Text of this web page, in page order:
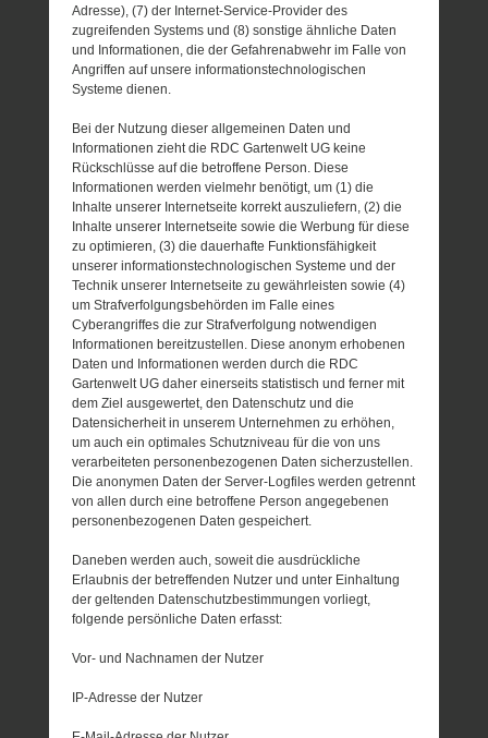
Adresse), (7) der Internet-Service-Provider des
zugreifenden Systems und (8) sonstige ähnliche Daten
und Informationen, die der Gefahrenabwehr im Falle von
Angriffen auf unsere informationstechnologischen
Systeme dienen.
Bei der Nutzung dieser allgemeinen Daten und
Informationen zieht die RDC Gartenwelt UG keine
Rückschlüsse auf die betroffene Person. Diese
Informationen werden vielmehr benötigt, um (1) die
Inhalte unserer Internetseite korrekt auszuliefern, (2) die
Inhalte unserer Internetseite sowie die Werbung für diese
zu optimieren, (3) die dauerhafte Funktionsfähigkeit
unserer informationstechnologischen Systeme und der
Technik unserer Internetseite zu gewährleisten sowie (4)
um Strafverfolgungsbehörden im Falle eines
Cyberangriffes die zur Strafverfolgung notwendigen
Informationen bereitzustellen. Diese anonym erhobenen
Daten und Informationen werden durch die RDC
Gartenwelt UG daher einerseits statistisch und ferner mit
dem Ziel ausgewertet, den Datenschutz und die
Datensicherheit in unserem Unternehmen zu erhöhen,
um auch ein optimales Schutzniveau für die von uns
verarbeiteten personenbezogenen Daten sicherzustellen.
Die anonymen Daten der Server-Logfiles werden getrennt
von allen durch eine betroffene Person angegebenen
personenbezogenen Daten gespeichert.
Daneben werden auch, soweit die ausdrückliche
Erlaubnis der betreffenden Nutzer und unter Einhaltung
der geltenden Datenschutzbestimmungen vorliegt,
folgende persönliche Daten erfasst:
Vor- und Nachnamen der Nutzer
IP-Adresse der Nutzer